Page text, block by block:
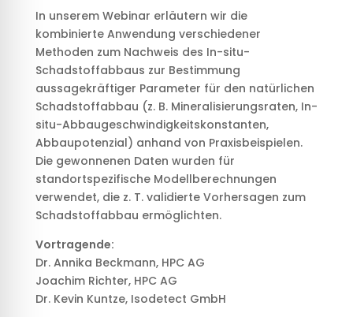
In unserem Webinar erläutern wir die
kombinierte Anwendung verschiedener
Methoden zum Nachweis des In-situ-
Schadstoffabbaus zur Bestimmung
aussagekräftiger Parameter für den natürlichen
Schadstoffabbau (z. B. Mineralisierungsraten, In-
situ-Abbaugeschwindigkeitskonstanten,
Abbaupotenzial) anhand von Praxisbeispielen.
Die gewonnenen Daten wurden für
standortspezifische Modellberechnungen
verwendet, die z. T. validierte Vorhersagen zum
Schadstoffabbau ermöglichten.
Vortragende:
Dr. Annika Beckmann, HPC AG
Joachim Richter, HPC AG
Dr. Kevin Kuntze, Isodetect GmbH